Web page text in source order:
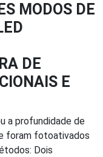
MODOS DE
DE
E
a profundidade de
foram fotoativados
Dois